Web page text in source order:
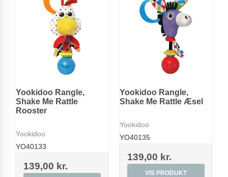
Yookidoo Rangle,
Shake Me Rattle
Rooster
Yookidoo
YO40133
139,00 kr.
Yookidoo Rangle,
Shake Me Rattle Æsel
Yookidoo
YO40135
139,00 kr.
VIS PRODUKT